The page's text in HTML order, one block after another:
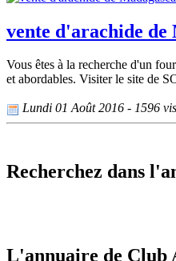
vente d'arachide de
Vous êtes à la recherche d'un
et abordables. Visiter le site de
Lundi 01 Août 2016 - 1596
Recherchez dans
L'annuaire de